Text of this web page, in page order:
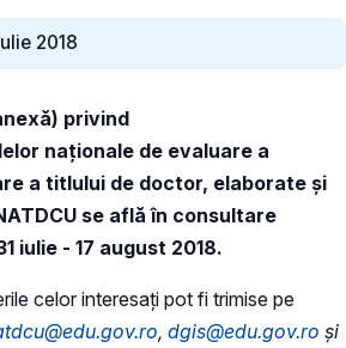
2018
privind
naționale de evaluare a
a titlului de doctor, elaborate și
se află în consultare
iulie - 17 august 2018.
celor interesați pot fi trimise pe
, dgis@edu.gov.ro și